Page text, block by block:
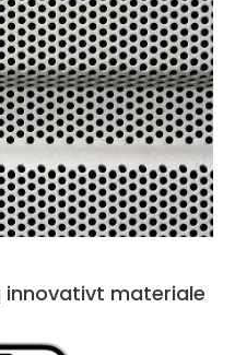
innovativt materiale